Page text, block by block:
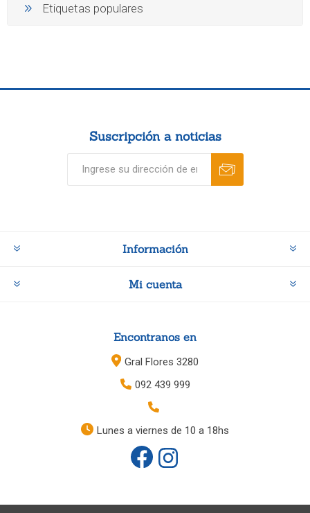
Etiquetas populares
Suscripción a noticias
Información
Mi cuenta
Encontranos en
Gral Flores 3280
092 439 999
Lunes a viernes de 10 a 18hs